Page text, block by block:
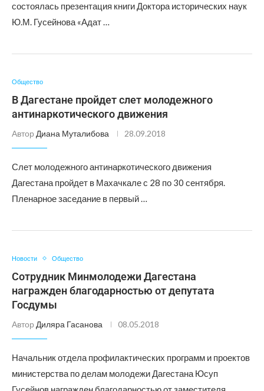
состоялась презентация книги Доктора исторических наук
Ю.М. Гусейнова «Адат …
Общество
В Дагестане пройдет слет молодежного
антинаркотического движения
Автор Диана Муталибова 28.09.2018
Слет молодежного антинаркотического движения
Дагестана пройдет в Махачкале с 28 по 30 сентября.
Пленарное заседание в первый …
Новости Общество
Сотрудник Минмолодежи Дагестана
награжден благодарностью от депутата
Госдумы
Автор Диляра Гасанова 08.05.2018
Начальник отдела профилактических программ и проектов
министерства по делам молодежи Дагестана Юсуп